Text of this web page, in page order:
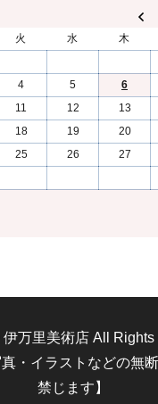
火 水 木
4 5 6
11 12 13
18 19 20
25 26 27
万里美術店 All Rights
真・イラストなどの無
禁じます】